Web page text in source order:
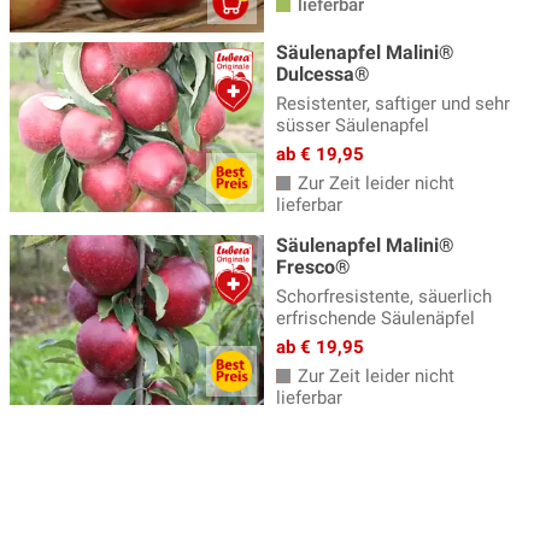
lieferbar
Säulenapfel Malini®
Dulcessa®
Resistenter, saftiger und sehr
süsser Säulenapfel
ab € 19,95
Zur Zeit leider nicht
lieferbar
Säulenapfel Malini®
Fresco®
Schorfresistente, säuerlich
erfrischende Säulenäpfel
ab € 19,95
Zur Zeit leider nicht
lieferbar